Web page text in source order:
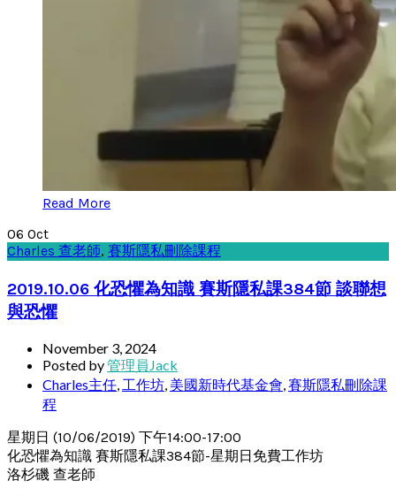
Read More
06 Oct
Charles 查老師, 賽斯隱私刪除課程
2019.10.06 化恐懼為知識 賽斯隱私課384節 談聯想
與恐懼
November 3, 2024
Posted by管理員Jack
Charles主任, 工作坊, 美國新時代基金會,賽斯隱私刪除課
程
星期日 (10/06/2019) 下午14:00-17:00
化恐懼為知識 賽斯隱私課384節-星期日免費工作坊
洛杉磯 查老師